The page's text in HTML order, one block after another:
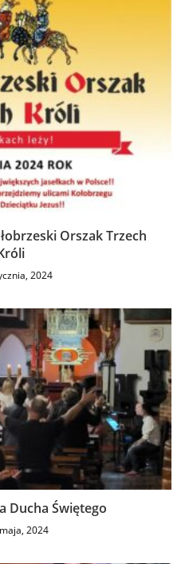
Orszak Trzech
2024
Ducha Świętego
2024